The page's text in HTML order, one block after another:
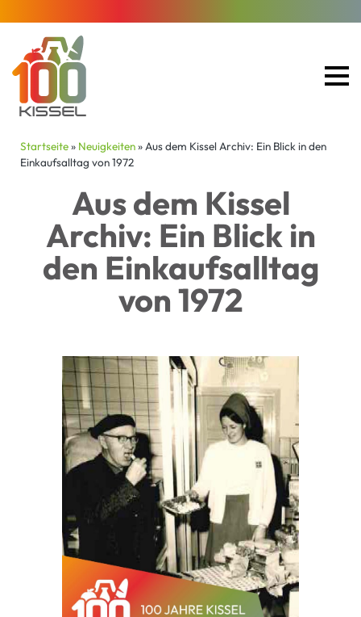
Startseite» Neuigkeiten»Aus dem Kissel Archiv: Ein Blick in den
Einkaufsalltag von 1972
Aus dem Kissel
Archiv: Ein Blick in
den Einkaufsalltag
von 1972